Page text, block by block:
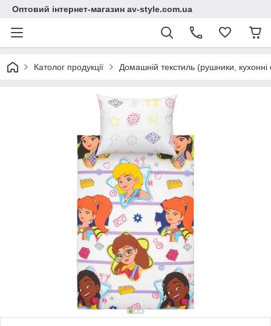
Оптовий інтернет-магазин av-style.com.ua
Католог продукції Домашній текстиль (рушники, кухонні